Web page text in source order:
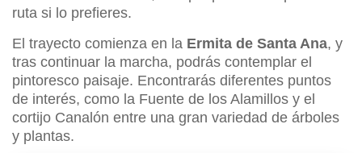
ruta si lo prefieres.
El trayecto comienza en la Ermita de Santa Ana, y
tras continuar la marcha, podrás contemplar el
pintoresco paisaje. Encontrarás diferentes puntos
de interés, como la Fuente de los Alamillos y el
cortijo Canalón entre una gran variedad de árboles
y plantas.